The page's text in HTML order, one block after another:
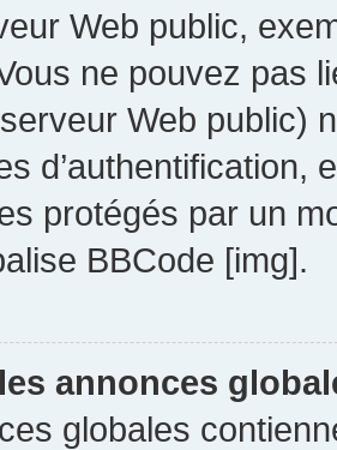
Web public,
ne pouvez pas
Web public)
d’authentification,
protégés par un
BBCode [img].
annonces
globales